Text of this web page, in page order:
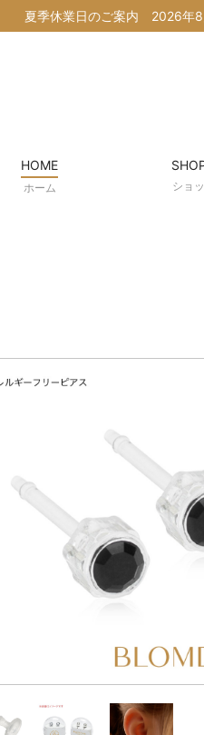
夏季休業日のご案内 2026年8
HOME
ホーム ショ